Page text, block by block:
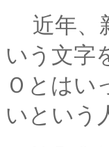
近年、
いう文字
Ｏとはい
いという